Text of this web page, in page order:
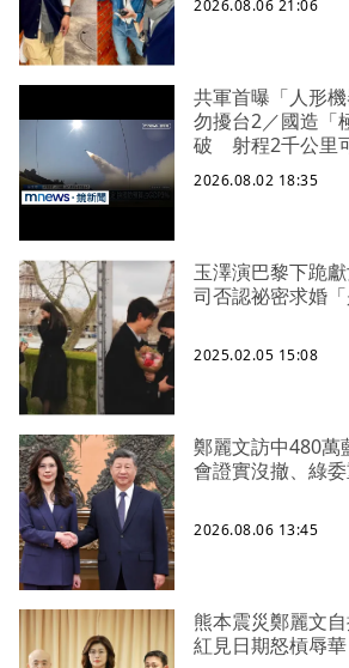
2026.08.06 21:06
共軍首曝「人形
勿擾台2／國造「
破 射程2千公里
2026.08.02 18:35
玉澤演巴黎下跪
司否認祕密求婚「
2025.02.05 15:08
鄭麗文訪中480
會證實沒撤、綠
2026.08.06 13:45
熊本震災鄭麗文
紅見日期怒槓辱